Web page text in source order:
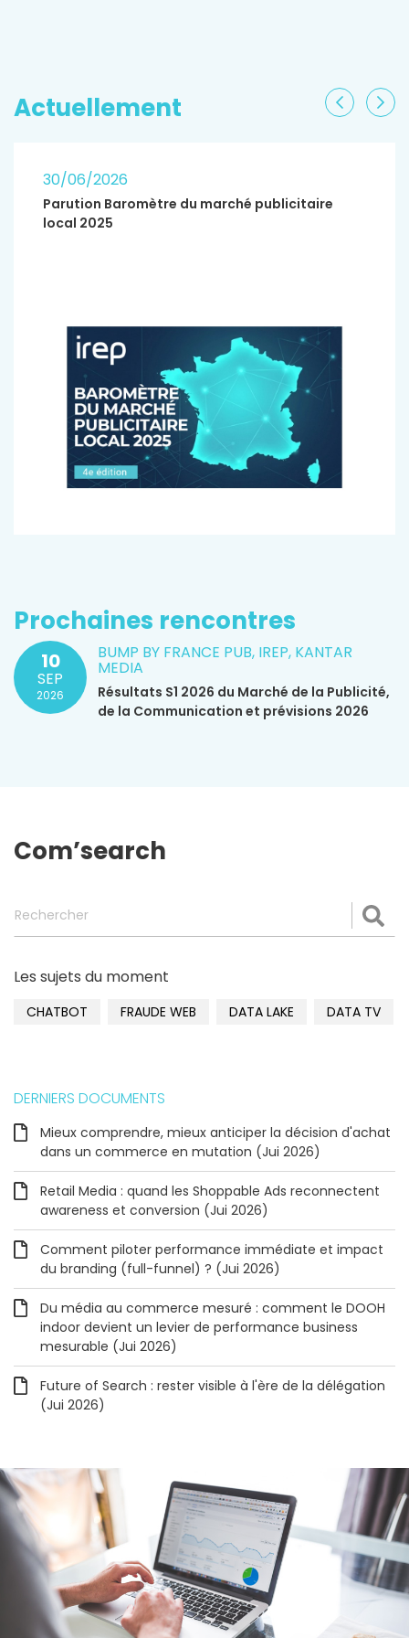
Actuellement
30/06/2026
Parution Baromètre du marché publicitaire
local 2025
Prochaines rencontres
10
SEP
2026
BUMP BY FRANCE PUB, IREP, KANTAR
MEDIA
Résultats S1 2026 du Marché de la Publicité,
de la Communication et prévisions 2026
Com’search
Les sujets du moment
CHATBOT FRAUDE WEB DATA LAKE DATA TV
DERNIERS DOCUMENTS
Mieux comprendre, mieux anticiper la décision d'achat
dans un commerce en mutation (Jui 2026)
Retail Media : quand les Shoppable Ads reconnectent
awareness et conversion (Jui 2026)
Comment piloter performance immédiate et impact
du branding (full-funnel) ? (Jui 2026)
Du média au commerce mesuré : comment le DOOH
indoor devient un levier de performance business
mesurable (Jui 2026)
Future of Search : rester visible à l'ère de la délégation
(Jui 2026)